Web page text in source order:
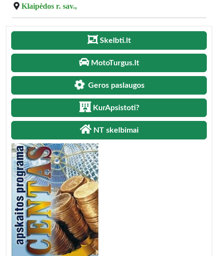
Klaipėdos r. sav.,
Skelbti.lt
MotoTurgus.lt
Geros paslaugos
KurApsistoti?
NT skelbimai